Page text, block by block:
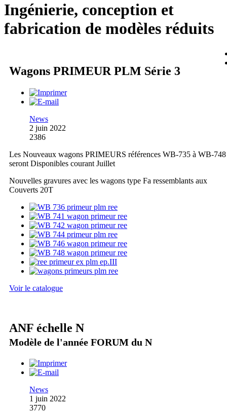
Ingénierie, conception et
fabrication de modèles réduits
Wagons PRIMEUR PLM Série 3
News
2 juin 2022
2386
Les Nouveaux wagons PRIMEURS références WB-735 à WB-748
seront Disponibles courant Juillet
Nouvelles gravures avec les wagons type Fa ressemblants aux
Couverts 20T
Voir le catalogue
ANF échelle N
Modèle de l'année FORUM du N
News
1 juin 2022
3770